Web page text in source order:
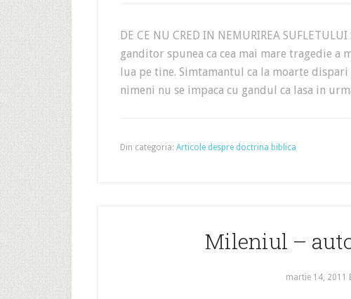
DE CE NU CRED IN NEMURIREA
ganditor spunea ca cea mai mare tragedie
lua pe tine. Simtamantul ca la moarte
nimeni nu se impaca cu gandul ca lasa in
Din categoria: Articole despre doctrina biblica
Mileniul –
martie 14, 2011